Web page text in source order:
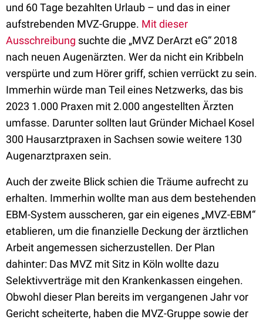
und 60 Tage bezahlten Urlaub – und das in einer
aufstrebenden MVZ-Gruppe. Mit dieser
Ausschreibung suchte die „MVZ DerArzt eG“ 2018
nach neuen Augenärzten. Wer da nicht ein Kribbeln
verspürte und zum Hörer griff, schien verrückt zu sein.
Immerhin würde man Teil eines Netzwerks, das bis
2023 1.000 Praxen mit 2.000 angestellten Ärzten
umfasse. Darunter sollten laut Gründer Michael Kosel
300 Hausarztpraxen in Sachsen sowie weitere 130
Augenarztpraxen sein.
Auch der zweite Blick schien die Träume aufrecht zu
erhalten. Immerhin wollte man aus dem bestehenden
EBM-System ausscheren, gar ein eigenes „MVZ-EBM“
etablieren, um die finanzielle Deckung der ärztlichen
Arbeit angemessen sicherzustellen. Der Plan
dahinter: Das MVZ mit Sitz in Köln wollte dazu
Selektivverträge mit den Krankenkassen eingehen.
Obwohl dieser Plan bereits im vergangenen Jahr vor
Gericht scheiterte, haben die MVZ-Gruppe sowie der